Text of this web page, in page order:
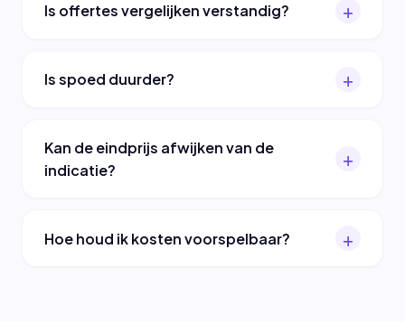
Is offertes vergelijken verstandig?
Is spoed duurder?
Kan de eindprijs afwijken van de
indicatie?
Hoe houd ik kosten voorspelbaar?